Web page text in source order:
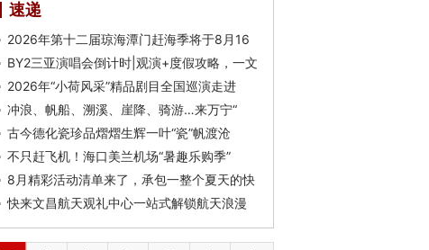
速递
2026年第十二届琼海潭门赶海季将于8月16
BY2三亚演唱会倒计时|观演+度假攻略，一文
2026年“小荷风采”精品剧目全国巡演走进
冲浪、帆船、溯溪、崖降、骑游…来万宁“
古今德化瓷珍品熠熠生辉一叶“瓷”帆渡沧
不只赶飞机！海口美兰机场“暑趣乐购季”
8月精彩活动清单来了，承包一整个夏天的快
快来文昌航天观礼中心一站式解锁航天浪漫